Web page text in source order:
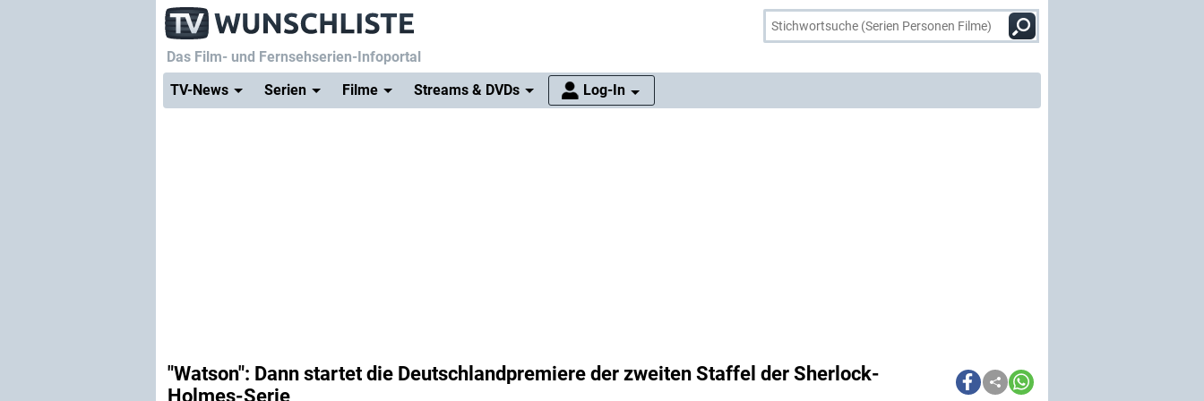
Das Film- und Fernsehserien-Infoportal
TV-News
Serien Filme Streams & DVDs Log-In
"Watson": Dann startet die Deutschlandpremiere der zweiten Staffel der Sherlock-
Holmes-Serie